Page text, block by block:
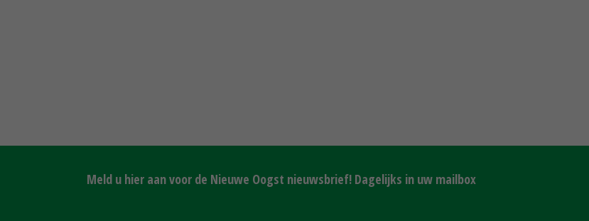
Meld u hier aan voor de Nieuwe Oogst nieuwsbrief! Dagelijks in uw mailbox